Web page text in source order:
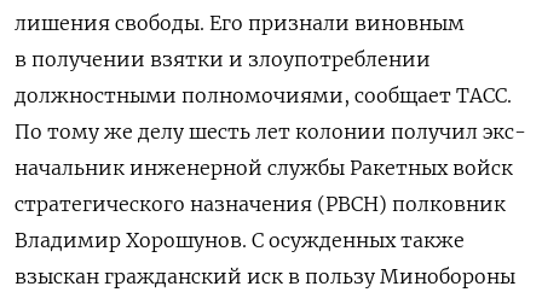
лишения свободы. Его признали виновным
в получении взятки и злоупотреблении
должностными полномочиями, сообщает ТАСС.
По тому же делу шесть лет колонии получил экс-
начальник инженерной службы Ракетных войск
стратегического назначения (РВСН) полковник
Владимир Хорошунов. С осужденных также
взыскан гражданский иск в пользу Минобороны